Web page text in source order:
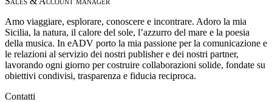
Amo viaggiare, esplorare, conoscere e incontrare. Adoro la mia
Sicilia, la natura, il calore del sole, l’azzurro del mare e la poesia
della musica. In eADV porto la mia passione per la comunicazione e
le relazioni al servizio dei nostri publisher e dei nostri partner,
lavorando ogni giorno per costruire collaborazioni solide, fondate su
obiettivi condivisi, trasparenza e fiducia reciproca.
Contatti